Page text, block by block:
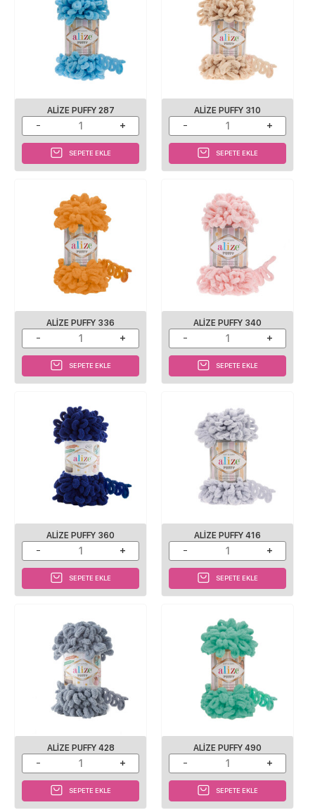
ALIZE PUFFY 287
SEPETE EKLE
ALIZE PUFFY 310
SEPETE EKLE
ALIZE PUFFY 336
SEPETE EKLE
ALIZE PUFFY 340
SEPETE EKLE
ALIZE PUFFY 360
SEPETE EKLE
ALIZE PUFFY 416
SEPETE EKLE
ALIZE PUFFY 428
SEPETE EKLE
ALIZE PUFFY 490
SEPETE EKLE